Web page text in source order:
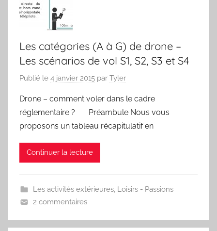
Les catégories (A à G) de drone –
Les scénarios de vol S1, S2, S3 et S4
Publié le 4 janvier 2015 par Tyler
Drone – comment voler dans le cadre
réglementaire ? Préambule Nous vous
proposons un tableau récapitulatif en
Continuer la lecture
Les activités extérieures, Loisirs - Passions
2 commentaires